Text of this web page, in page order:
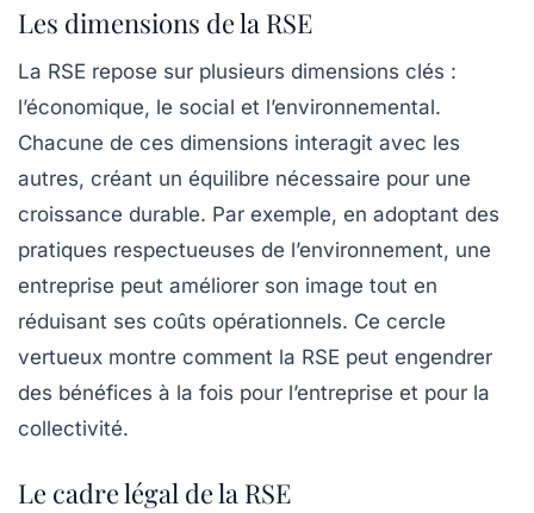
Les dimensions de la RSE
La RSE repose sur plusieurs dimensions clés :
l’économique, le social et l’environnemental.
Chacune de ces dimensions interagit avec les
autres, créant un équilibre nécessaire pour une
croissance durable. Par exemple, en adoptant des
pratiques respectueuses de l’environnement, une
entreprise peut améliorer son image tout en
réduisant ses coûts opérationnels. Ce cercle
vertueux montre comment la RSE peut engendrer
des bénéfices à la fois pour l’entreprise et pour la
collectivité.
Le cadre légal de la RSE